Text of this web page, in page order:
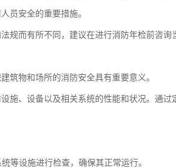
员安全的重要措施。
规而有所不同，建议在进行消防年检前咨
筑物和场所的消防安全具有重要意义。
施、设备以及相关系统的性能和状况。通
等设施进行检查，确保其正常运行。